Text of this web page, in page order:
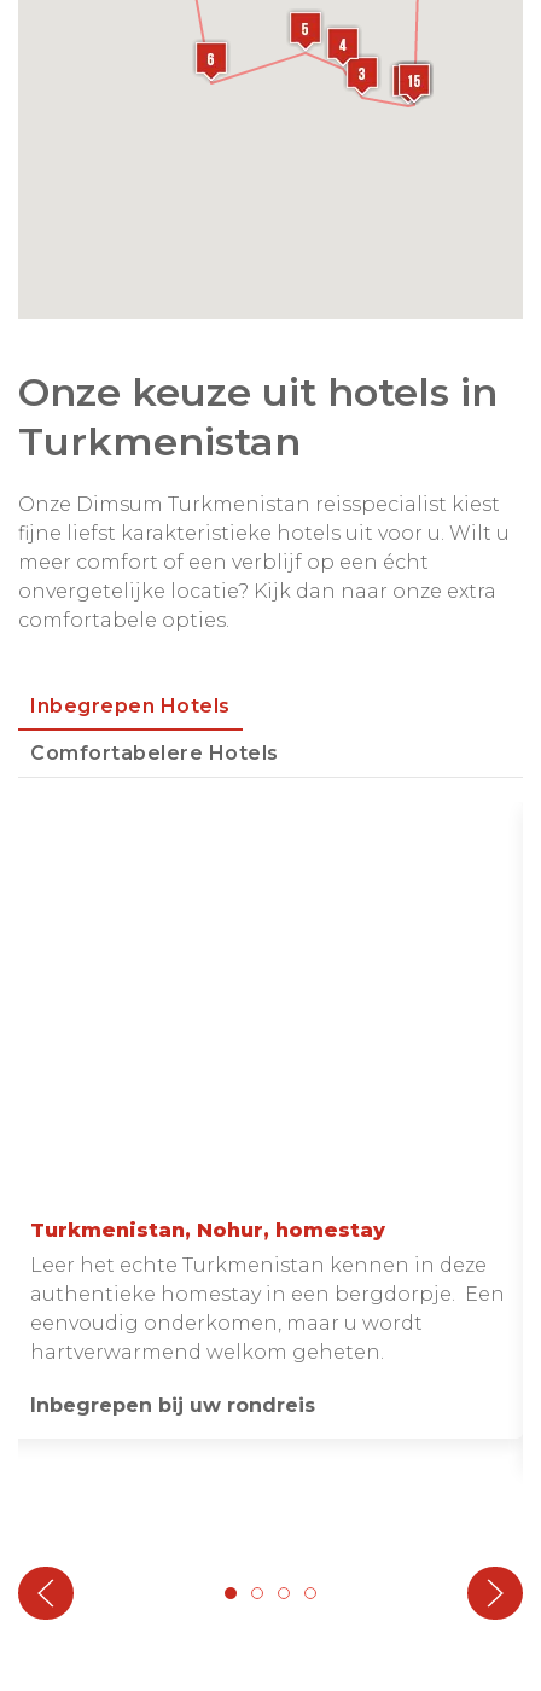
Onze keuze uit hotels in
Turkmenistan
Onze Dimsum Turkmenistan reisspecialist kiest
fijne liefst karakteristieke hotels uit voor u. Wilt u
meer comfort of een verblijf op een écht
onvergetelijke locatie? Kijk dan naar onze extra
comfortabele opties.
Inbegrepen Hotels
Comfortabelere Hotels
Turkmenistan, Nohur, homestay
Leer het echte Turkmenistan kennen in deze
authentieke homestay in een bergdorpje. Een
eenvoudig onderkomen, maar u wordt
hartverwarmend welkom geheten.
Inbegrepen bij uw rondreis